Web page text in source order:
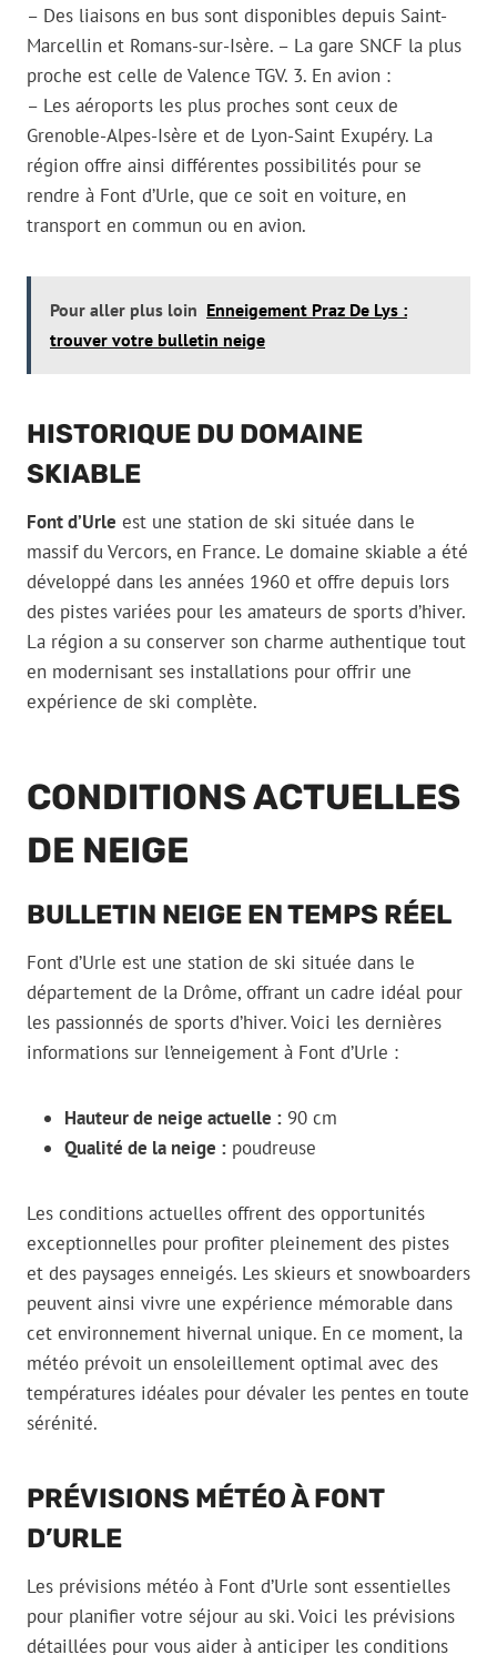
– Des liaisons en bus sont disponibles depuis Saint-
Marcellin et Romans-sur-Isère. – La gare SNCF la plus
proche est celle de Valence TGV. 3. En avion :
– Les aéroports les plus proches sont ceux de
Grenoble-Alpes-Isère et de Lyon-Saint Exupéry. La
région offre ainsi différentes possibilités pour se
rendre à Font d’Urle, que ce soit en voiture, en
transport en commun ou en avion.
Pour aller plus loin Enneigement Praz De Lys :
trouver votre bulletin neige
HISTORIQUE DU DOMAINE
SKIABLE
Font d’Urle est une station de ski située dans le
massif du Vercors, en France. Le domaine skiable a été
développé dans les années 1960 et offre depuis lors
des pistes variées pour les amateurs de sports d’hiver.
La région a su conserver son charme authentique tout
en modernisant ses installations pour offrir une
expérience de ski complète.
CONDITIONS ACTUELLES
DE NEIGE
BULLETIN NEIGE EN TEMPS RÉEL
Font d’Urle est une station de ski située dans le
département de la Drôme, offrant un cadre idéal pour
les passionnés de sports d’hiver. Voici les dernières
informations sur l’enneigement à Font d’Urle :
Hauteur de neige actuelle : 90 cm
Qualité de la neige : poudreuse
Les conditions actuelles offrent des opportunités
exceptionnelles pour profiter pleinement des pistes
et des paysages enneigés. Les skieurs et snowboarders
peuvent ainsi vivre une expérience mémorable dans
cet environnement hivernal unique. En ce moment, la
météo prévoit un ensoleillement optimal avec des
températures idéales pour dévaler les pentes en toute
sérénité.
PRÉVISIONS MÉTÉO À FONT
D’URLE
Les prévisions météo à Font d’Urle sont essentielles
pour planifier votre séjour au ski. Voici les prévisions
détaillées pour vous aider à anticiper les conditions